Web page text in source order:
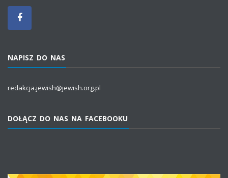
NAPISZ DO NAS
redakcja.jewish@jewish.org.pl
DOŁĄCZ DO NAS NA FACEBOOKU